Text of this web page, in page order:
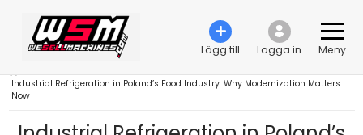
Lägg till Logga in Meny
Industrial Refrigeration in Poland’s Food Industry: Why Modernization Matters
Now